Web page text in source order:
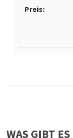
WAS GIBT